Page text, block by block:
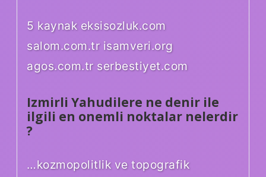
5 kaynak eksisozluk.com
salom.com.tr isamveri.org
agos.com.tr serbestiyet.com
Izmirli Yahudilere ne denir ile
ilgili en onemli noktalar nelerdir
?
…kozmopolitlik ve topografik